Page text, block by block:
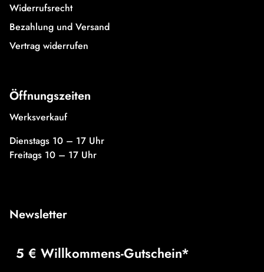
Widerrufsrecht
Bezahlung und Versand
Vertrag widerrufen
Öffnungszeiten
Werksverkauf
Dienstags 10 – 17 Uhr
Freitags 10 – 17 Uhr
Newsletter
5 € Willkommens-Gutschein*